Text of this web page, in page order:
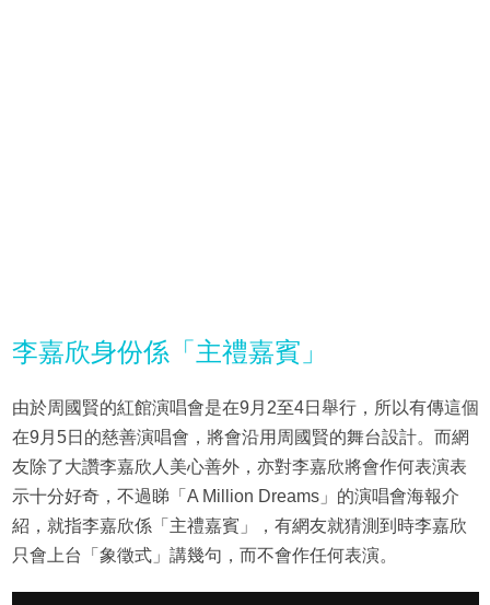
李嘉欣身份係「主禮嘉賓」
由於周國賢的紅館演唱會是在9月2至4日舉行，所以有傳這個
在9月5日的慈善演唱會，將會沿用周國賢的舞台設計。而網
友除了大讚李嘉欣人美心善外，亦對李嘉欣將會作何表演表
示十分好奇，不過睇「A Million Dreams」的演唱會海報介
紹，就指李嘉欣係「主禮嘉賓」，有網友就猜測到時李嘉欣
只會上台「象徵式」講幾句，而不會作任何表演。